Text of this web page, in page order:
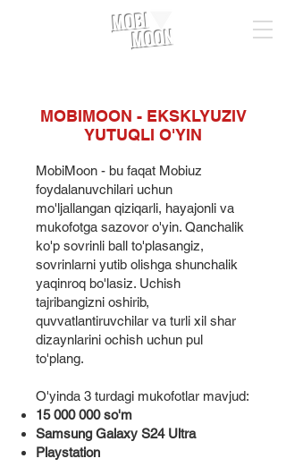
MOBI
MOON
MOBIMOON - EKSKLYUZIV
YUTUQLI O'YIN
MobiMoon - bu faqat Mobiuz
foydalanuvchilari uchun
mo'ljallangan qiziqarli, hayajonli va
mukofotga sazovor o'yin. Qanchalik
ko'p sovrinli ball to'plasangiz,
sovrinlarni yutib olishga shunchalik
yaqinroq bo'lasiz. Uchish
tajribangizni oshirib,
quvvatlantiruvchilar va turli xil shar
dizaynlarini ochish uchun pul
to'plang.
O'yinda 3 turdagi mukofotlar mavjud:
15 000 000so'm
Samsung Galaxy S24 Ultra
Playstation